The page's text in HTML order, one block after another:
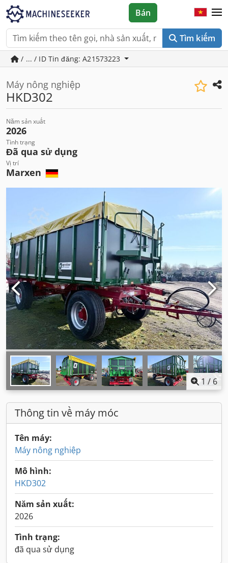
Tìm kiếm
Bán
/ ... / ID Tin đăng: A21573223
Máy nông nghiệp
HKD302
Năm sản xuất
2026
Tình trạng
Đã qua sử dụng
Vị trí
Marxen
1 / 6
Thông tin về máy móc
Tên máy:
Máy nông nghiệp
Mô hình:
HKD302
Năm sản xuất:
2026
Tình trạng:
đã qua sử dụng